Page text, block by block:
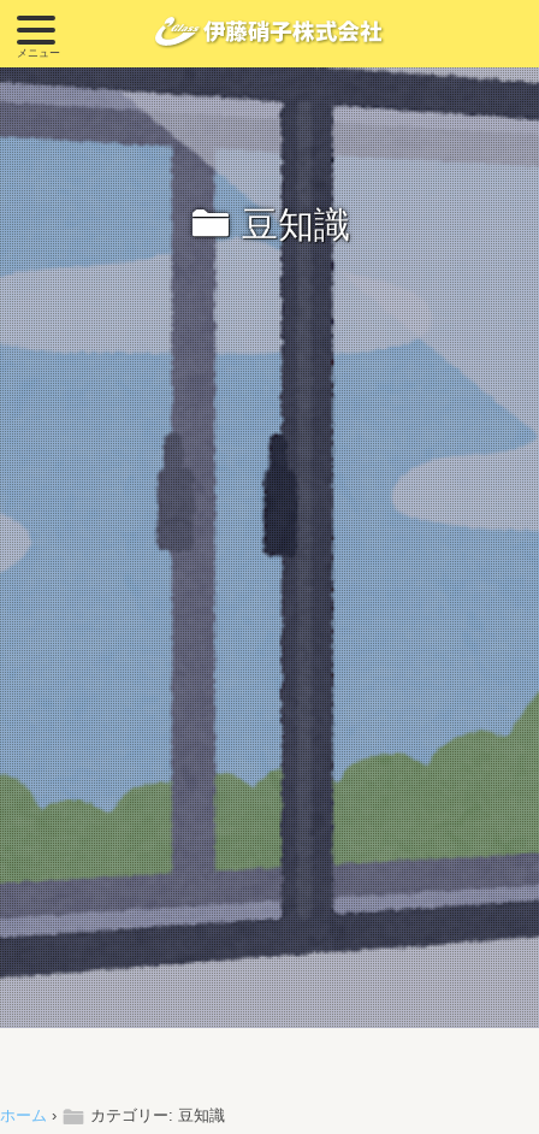
ë 豆知識
ホーム › ë カテゴリー: 豆知識